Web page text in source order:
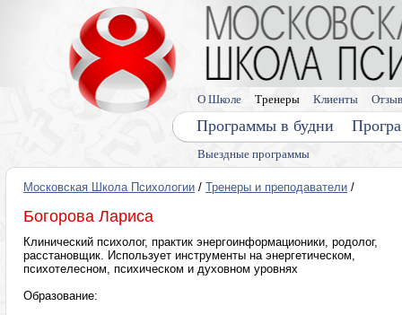
Выездные программы
Программы в будни
О Школе Тренеры Клиенты
Московская Школа Психологии / Тренеры и преподаватели /
Богорова Лариса
Клинический психолог, практик энергоинформационики, родолог,
расстановщик. Использует инструменты на энергетическом,
психотелесном, психическом и духовном уровнях
Образование: